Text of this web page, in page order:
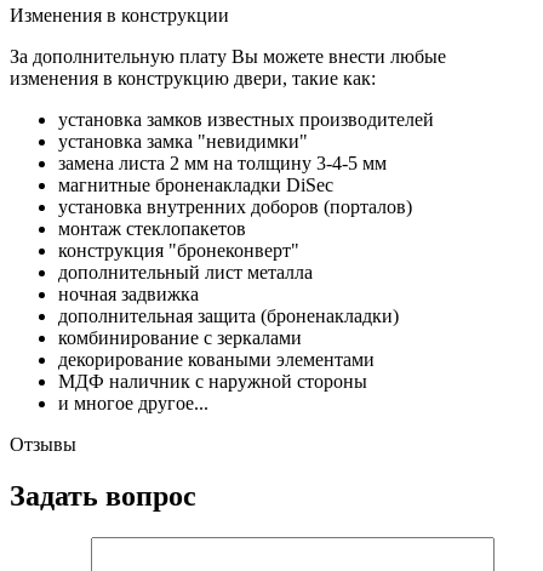
Изменения в конструкции
За дополнительную плату Вы можете внести любые
изменения в конструкцию двери, такие как:
установка замков известных производителей
установка замка "невидимки"
замена листа 2 мм на толщину 3-4-5 мм
магнитные броненакладки DiSec
установка внутренних доборов (порталов)
монтаж стеклопакетов
конструкция "бронеконверт"
дополнительный лист металла
ночная задвижка
дополнительная защита (броненакладки)
комбинирование с зеркалами
декорирование коваными элементами
МДФ наличник с наружной стороны
и многое другое...
Отзывы
Задать вопрос